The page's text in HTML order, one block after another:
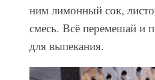
ним лимонный сок,
смесь. Всё перемешай и
для выпекания.